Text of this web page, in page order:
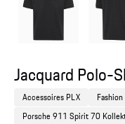
Jacquard Polo-
Accessoires PLX Fashion
Porsche 911 Spirit 70